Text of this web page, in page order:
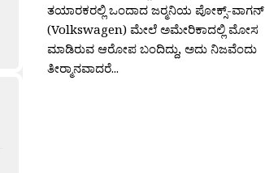
ತಯಾರಕರಲ್ಲಿ ಒಂದಾದ ಜರ‍್ಮನಿಯ ಪೋಕ್ಸ್-ವಾಗನ್
(Volkswagen) ಮೇಲೆ ಅಮೇರಿಕಾದಲ್ಲಿ ಮೋಸ
ಮಾಡಿರುವ ಆರೋಪ ಬಂದಿದ್ದು, ಅದು ನಿಜವೆಂದು
ತೀರ‍್ಮಾನವಾದರೆ...